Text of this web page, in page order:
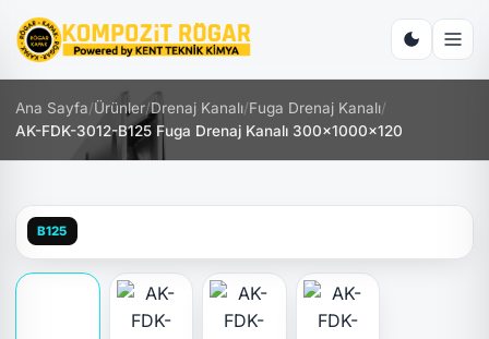
Ana Sayfa/Ürünler/Drenaj Kanalı/Fuga Drenaj Kanalı/
AK-FDK-3012-B125 Fuga Drenaj Kanalı 300x1000x120
B125